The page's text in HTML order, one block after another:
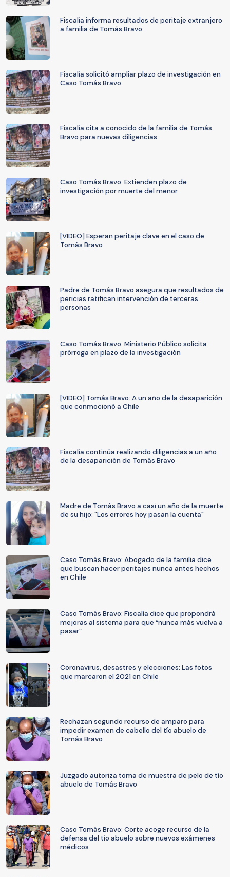
Fiscalía informa resultados de peritaje extranjero
a familia de Tomás Bravo
Fiscalía solicitó ampliar plazo de investigación en
Caso Tomás Bravo
Fiscalía cita a conocido de la familia de Tomás
Bravo para nuevas diligencias
Caso Tomás Bravo: Extienden plazo de
investigación por muerte del menor
[VIDEO] Esperan peritaje clave en el caso de
Tomás Bravo
Padre de Tomás Bravo asegura que resultados de
pericias ratifican intervención de terceras
personas
Caso Tomás Bravo: Ministerio Público solicita
prórroga en plazo de la investigación
[VIDEO] Tomás Bravo: A un año de la desaparición
que conmocionó a Chile
Fiscalía continúa realizando diligencias a un año
de la desaparición de Tomás Bravo
Madre de Tomás Bravo a casi un año de la muerte
de su hijo: "Los errores hoy pasan la cuenta"
Caso Tomás Bravo: Abogado de la familia dice
que buscan hacer peritajes nunca antes hechos
en Chile
Caso Tomás Bravo: Fiscalía dice que propondrá
mejoras al sistema para que “nunca más vuelva a
pasar”
Coronavirus, desastres y elecciones: Las fotos
que marcaron el 2021 en Chile
Rechazan segundo recurso de amparo para
impedir examen de cabello del tío abuelo de
Tomás Bravo
Juzgado autoriza toma de muestra de pelo de tío
abuelo de Tomás Bravo
Caso Tomás Bravo: Corte acoge recurso de la
defensa del tío abuelo sobre nuevos exámenes
médicos